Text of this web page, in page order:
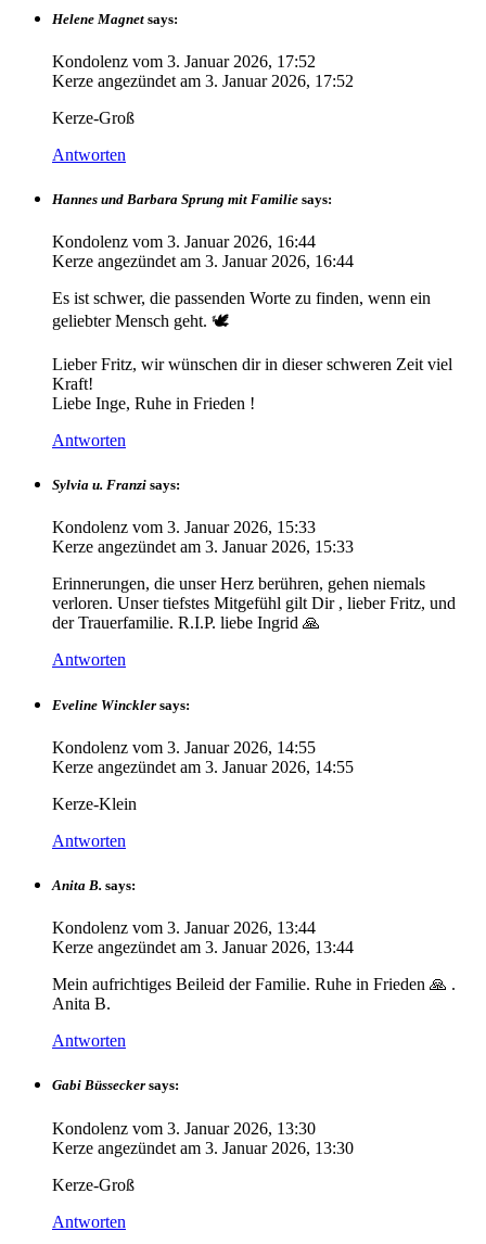
Helene Magnet says:
Kondolenz vom 3. Januar 2026, 17:52
Kerze angezündet am 3. Januar 2026, 17:52
Kerze-Groß
Antworten
Hannes und Barbara Sprung mit Familie says:
Kondolenz vom 3. Januar 2026, 16:44
Kerze angezündet am 3. Januar 2026, 16:44
Es ist schwer, die passenden Worte zu finden, wenn ein
geliebter Mensch geht. 🕊️
Lieber Fritz, wir wünschen dir in dieser schweren Zeit viel
Kraft!
Liebe Inge, Ruhe in Frieden !
Antworten
Sylvia u. Franzi says:
Kondolenz vom 3. Januar 2026, 15:33
Kerze angezündet am 3. Januar 2026, 15:33
Erinnerungen, die unser Herz berühren, gehen niemals
verloren. Unser tiefstes Mitgefühl gilt Dir , lieber Fritz, und
der Trauerfamilie. R.I.P. liebe Ingrid 🙏
Antworten
Eveline Winckler says:
Kondolenz vom 3. Januar 2026, 14:55
Kerze angezündet am 3. Januar 2026, 14:55
Kerze-Klein
Antworten
Anita B. says:
Kondolenz vom 3. Januar 2026, 13:44
Kerze angezündet am 3. Januar 2026, 13:44
Mein aufrichtiges Beileid der Familie. Ruhe in Frieden 🙏 .
Anita B.
Antworten
Gabi Büssecker says:
Kondolenz vom 3. Januar 2026, 13:30
Kerze angezündet am 3. Januar 2026, 13:30
Kerze-Groß
Antworten